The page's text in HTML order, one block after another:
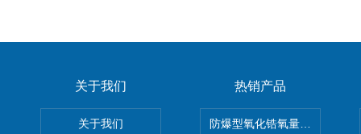
关于我们
关于我们
热销产品
防爆型氧化锆氧量分析仪